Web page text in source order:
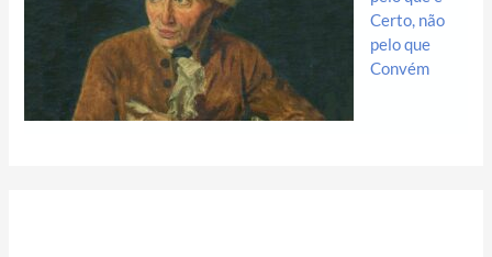
Certo, não
pelo que
Convém